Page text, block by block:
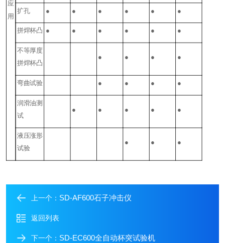
应
用
扩孔 ● ● ● ● ● ●
拼焊杯凸 ● ● ● ● ● ●
不等厚度
拼焊杯凸
● ● ● ●
弯曲试验 ● ● ● ●
润滑油测
试
● ● ● ● ●
液压涨形
试验
● ● ●
上一个： SD-AF600石子冲击仪
返回列表
下一个： SD-EC600全自动杯突试验机